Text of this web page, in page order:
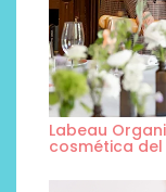
Labeau
cosmética